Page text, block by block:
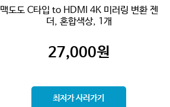
맥도도 C타입 to HDMI 4K 미러링 변환 젠
더, 혼합색상, 1개
27,000원
최저가 사러가기